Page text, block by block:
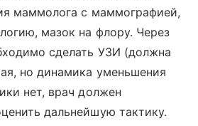
маммолога с маммографией,
мазок на флору. Через
сделать УЗИ (должна
но динамика уменьшения
нет, врач должен
дальнейшую тактику.